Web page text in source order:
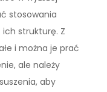
stosowania
strukturę. Z
i można je prać
ale należy
aby